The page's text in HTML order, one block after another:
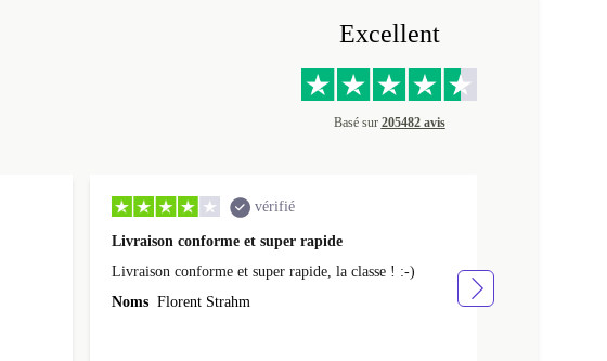
Excellent
Basé sur 205482 avis
vérifié
Livraison conforme et super rapide
Livraison conforme et super rapide, la classe ! :-)
Noms Florent Strahm